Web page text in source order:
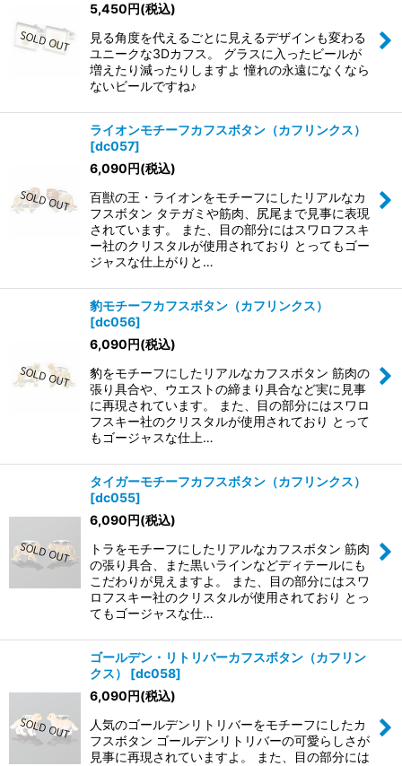
5,450円(税込)
見る角度を代えるごとに見えるデザインも変わる
ユニークな3Dカフス。 グラスに入ったビールが
増えたり減ったりしますよ 憧れの永遠になくなら
ないビールですね♪
ライオンモチーフカフスボタン（カフリンクス）
[dc057]
6,090円(税込)
百獣の王・ライオンをモチーフにしたリアルなカ
フスボタン タテガミや筋肉、尻尾まで見事に表現
されています。 また、目の部分にはスワロフスキ
ー社のクリスタルが使用されており とってもゴー
ジャスな仕上がりと…
豹モチーフカフスボタン（カフリンクス）
[dc056]
6,090円(税込)
豹をモチーフにしたリアルなカフスボタン 筋肉の
張り具合や、ウエストの締まり具合など実に見事
に再現されています。 また、目の部分にはスワロ
フスキー社のクリスタルが使用されており とって
もゴージャスな仕上…
タイガーモチーフカフスボタン（カフリンクス）
[dc055]
6,090円(税込)
トラをモチーフにしたリアルなカフスボタン 筋肉
の張り具合、また黒いラインなどディテールにも
こだわりが見えますよ。 また、目の部分にはスワ
ロフスキー社のクリスタルが使用されており とっ
てもゴージャスな仕…
ゴールデン・リトリバーカフスボタン（カフリン
クス）
[dc058]
6,090円(税込)
人気のゴールデンリトリバーをモチーフにしたカ
フスボタン ゴールデンリトリバーの可愛らしさが
見事に再現されていますよ。 また、目の部分には